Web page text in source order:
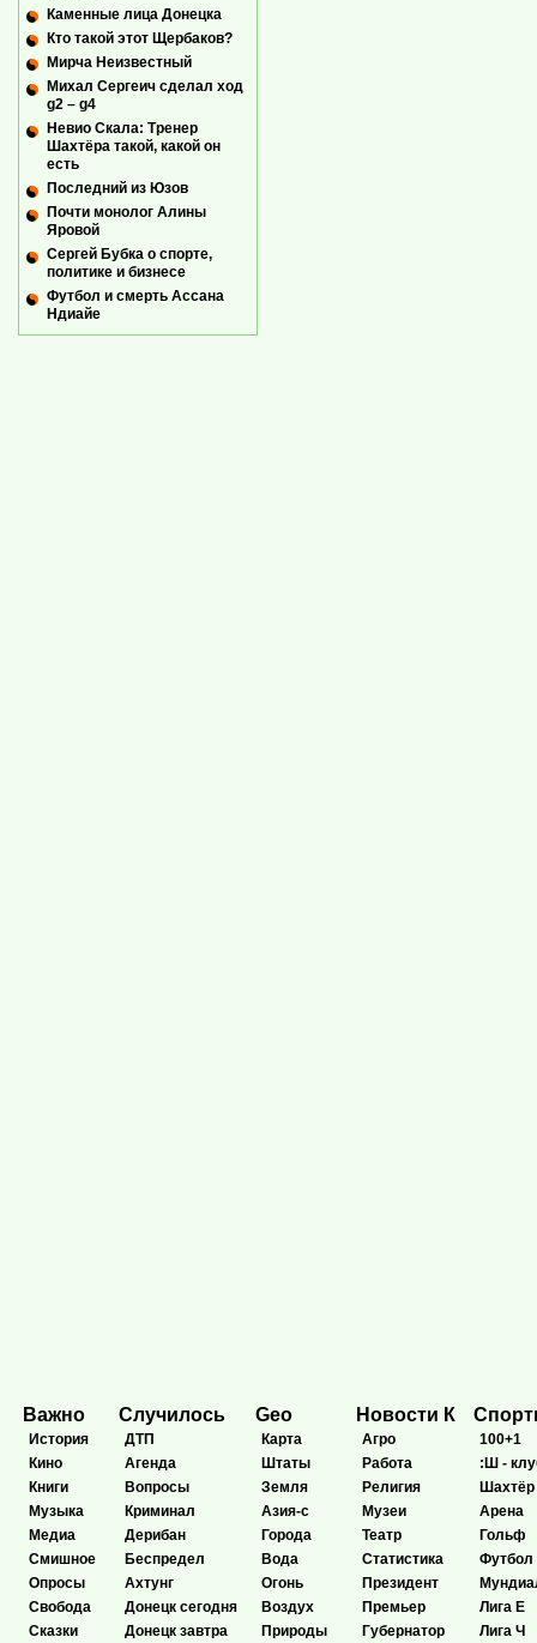
Каменные лица Донецка
Кто такой этот Щербаков?
Мирча Неизвестный
Михал Сергеич сделал ход
g2 – g4
Невио Скала: Тренер
Шахтёра такой, какой он
есть
Последний из Юзов
Почти монолог Алины
Яровой
Сергей Бубка о спорте,
политике и бизнесе
Футбол и смерть Ассана
Ндиайе
Важно
История
Кино
Книги
Музыка
Медиа
Смишное
Опросы
Свобода
Сказки
Случилось
ДТП
Агенда
Вопросы
Криминал
Дерибан
Беспредел
Ахтунг
Донецк сегодня
Донецк завтра
Geo
Карта
Штаты
Земля
Азия-с
Города
Вода
Огонь
Воздух
Природы
Новости К
Агро
Работа
Религия
Музеи
Театр
Статистика
Президент
Премьер
Губернатор
100+1
:Ш -
Шахтёр
Арена
Гольф
Футбол
Лига Е
Лига Ч